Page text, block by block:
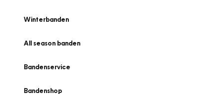
Winterbanden
All season banden
Bandenservice
Bandenshop